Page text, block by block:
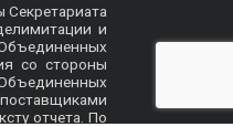
Секретариата
и
со стороны
отчета . По